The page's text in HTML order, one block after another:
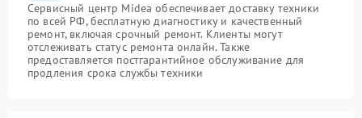
Сервисный центр Midea обеспечивает доставку техники
по всей РФ, бесплатную диагностику и качественный
ремонт, включая срочный ремонт. Клиенты могут
отслеживать статус ремонта онлайн. Также
предоставляется постгарантийное обслуживание для
продления срока службы техники